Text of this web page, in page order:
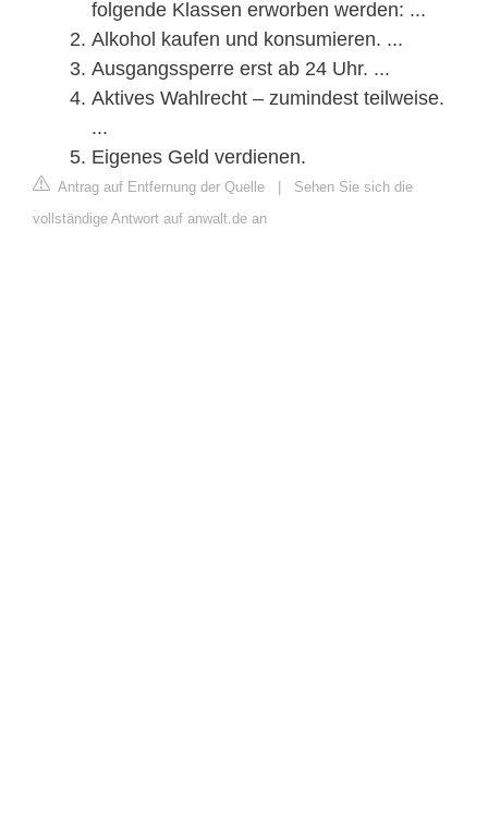
folgende Klassen erworben werden: ...
Alkohol kaufen und konsumieren. ...
Ausgangssperre erst ab 24 Uhr. ...
Aktives Wahlrecht – zumindest teilweise.
...
Eigenes Geld verdienen.
Antrag auf Entfernung der Quelle | Sehen Sie sich die
vollständige Antwort auf anwalt.de an